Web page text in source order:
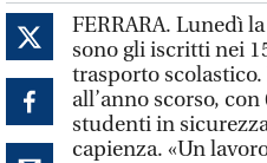
FERRARA. Lunedì
sono gli iscritti nei
trasporto
all’anno scorso,
studenti in
capienza. «Un